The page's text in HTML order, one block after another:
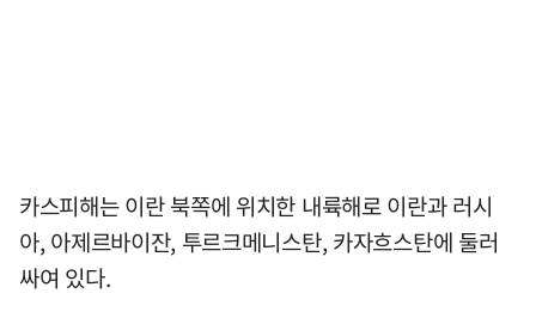
카스피해는 이란 북쪽에 위치한 내륙해로 이란과 러시
아, 아제르바이잔, 투르크메니스탄, 카자흐스탄에 둘러
싸여 있다.